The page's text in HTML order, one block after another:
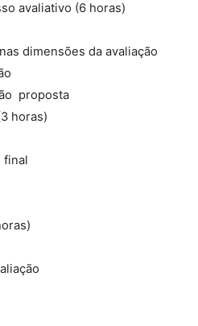
avaliativo (6 horas)
dimensões da avaliação
 proposta
horas)
final